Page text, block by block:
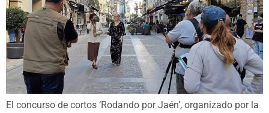
El concurso de cortos ‘Rodando por Jaén’, organizado por la